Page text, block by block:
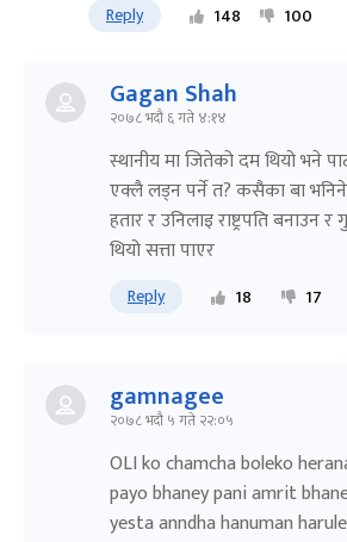
Reply 148 100
Gagan Shah
२०७८ भदौ ६ गते ४:१४
स्थानीय मा जितेको दम थियो भने
एक्लै लड्न पर्ने त? कसैका बा
हतार र उनिलाइ राष्ट्रपति बनाउन
थियो सत्ता पाएर
Reply 18 17
gamnagee
२०७८ भदौ ५ गते २२:०५
OLI ko chamcha boleko
payo bhaney pani amrit
yesta anndha hanuman